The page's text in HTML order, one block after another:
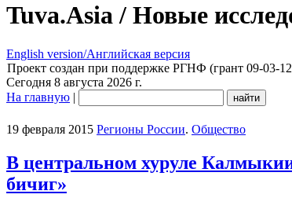
Tuva.Asia / Новые
English version/Английская версия
Проект создан при поддержке РГНФ (грант 09-03-
Сегодня 8 августа 2026 г.
На главную |
19 февраля 2015 Регионы России. Общество
В центральном хуруле
бичиг»